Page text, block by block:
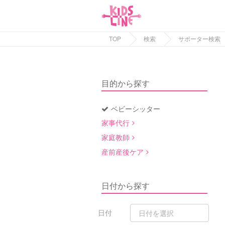
TOP 検索 サポーター検索
目的から探す
ベビーシッター
家事代行
家庭教師
産前産後ケア
日付から探す
日付